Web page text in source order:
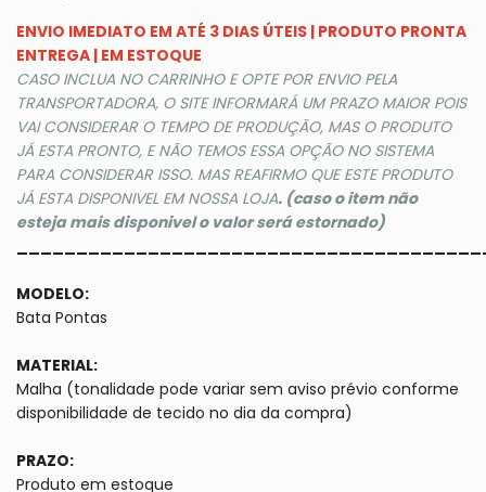
ENVIO IMEDIATO EM ATÉ 3 DIAS ÚTEIS | PRODUTO PRONTA
ENTREGA | EM ESTOQUE
CASO INCLUA NO CARRINHO E OPTE POR ENVIO PELA
TRANSPORTADORA, O SITE INFORMARÁ UM PRAZO MAIOR POIS
VAI CONSIDERAR O TEMPO DE PRODUÇÃO, MAS O PRODUTO
JÁ ESTA PRONTO, E NÃO TEMOS ESSA OPÇÃO NO SISTEMA
PARA CONSIDERAR ISSO. MAS REAFIRMO QUE ESTE PRODUTO
JÁ ESTA DISPONIVEL EM NOSSA LOJA. (caso o item não
esteja mais disponivel o valor será estornado)
MODELO:
Bata Pontas
MATERIAL:
Malha (tonalidade pode variar sem aviso prévio conforme
disponibilidade de tecido no dia da compra)
PRAZO:
Produto em estoque